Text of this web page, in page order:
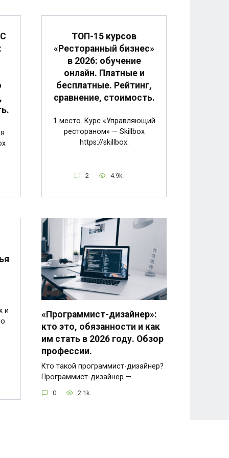
ТОП-15 курсов
«Ресторанный бизнес»
в 2026: обучение
онлайн. Платные и
бесплатные. Рейтинг,
сравнение, стоимость.
1 место. Курс «Управляющий
рестораном» — Skillbox
https://skillbox.
2 4.9k.
и
«Программист-дизайнер»:
кто это, обязанности и как
им стать в 2026 году. Обзор
профессии.
Кто такой программист-дизайнер?
Программист-дизайнер —
0 2.1k.